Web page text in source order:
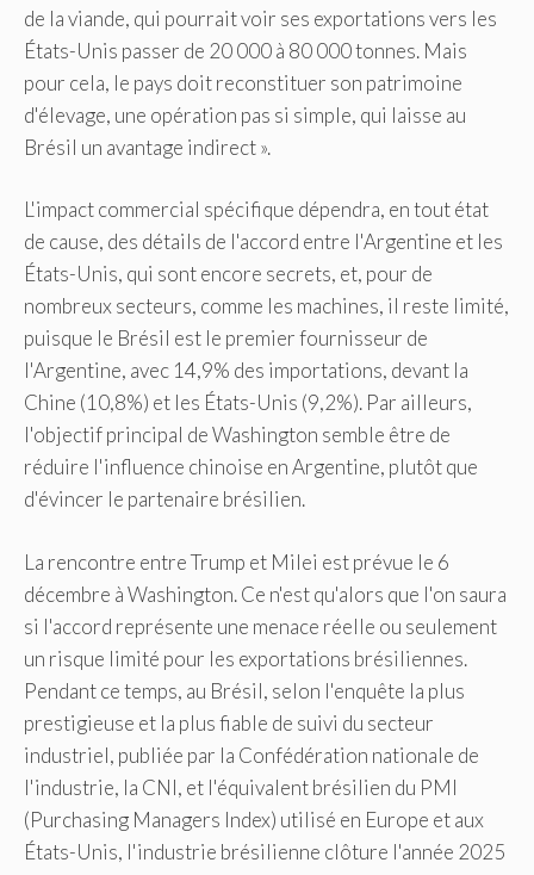
de la viande, qui pourrait voir ses exportations vers les
États-Unis passer de 20 000 à 80 000 tonnes. Mais
pour cela, le pays doit reconstituer son patrimoine
d'élevage, une opération pas si simple, qui laisse au
Brésil un avantage indirect ».
L'impact commercial spécifique dépendra, en tout état
de cause, des détails de l'accord entre l'Argentine et les
États-Unis, qui sont encore secrets, et, pour de
nombreux secteurs, comme les machines, il reste limité,
puisque le Brésil est le premier fournisseur de
l'Argentine, avec 14,9% des importations, devant la
Chine (10,8%) et les États-Unis (9,2%). Par ailleurs,
l'objectif principal de Washington semble être de
réduire l'influence chinoise en Argentine, plutôt que
d'évincer le partenaire brésilien.
La rencontre entre Trump et Milei est prévue le 6
décembre à Washington. Ce n'est qu'alors que l'on saura
si l'accord représente une menace réelle ou seulement
un risque limité pour les exportations brésiliennes.
Pendant ce temps, au Brésil, selon l'enquête la plus
prestigieuse et la plus fiable de suivi du secteur
industriel, publiée par la Confédération nationale de
l'industrie, la CNI, et l'équivalent brésilien du PMI
(Purchasing Managers Index) utilisé en Europe et aux
États-Unis, l'industrie brésilienne clôture l'année 2025